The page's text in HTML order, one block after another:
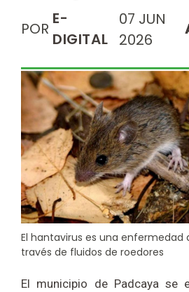
POR
E-
DIGITAL
07 JUN
2026
El hantavirus es una enfermedad
través de fluidos de roedores
El municipio de Padcaya se